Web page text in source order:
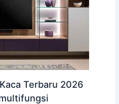
Terbaru 2026